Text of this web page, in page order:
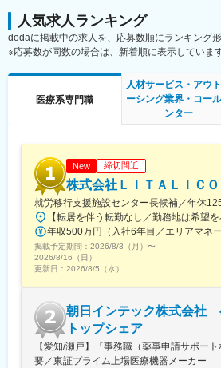
ることを使命としています。
変更の範囲：会社の定める業務
人気求人ランキング
dodaに掲載中の求人を、応募数順にランキング
※応募数が同数の場合は、新着順に表示しています
医療系専門職
人材サービス・アウ
ーシング業界・コー
ンター
New 締切間近
株式会社ＬＩＴＡＬＩＣＯ
就労移行支援施設センター長候補／年休
掲載予定期間： 2026/8/3（月） 〜
2026/8/16（日）
更新日： 2026/8/5（水）
朝日インテック株式会社
トップシェア
【愛知/瀬戸】『事務職（薬事申請サポー
要／東証プライム上場医療機器メーカー